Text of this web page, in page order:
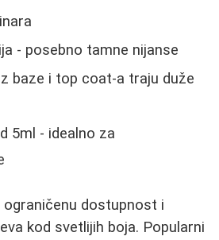
- posebno tamne nijanse
baze i top coat-a traju duže
5ml - idealno za
dostupnost i
kod svetlijih boja. Popularni